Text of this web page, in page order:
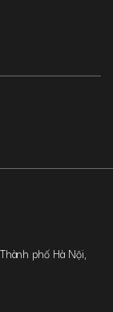
phố Hà Nội,